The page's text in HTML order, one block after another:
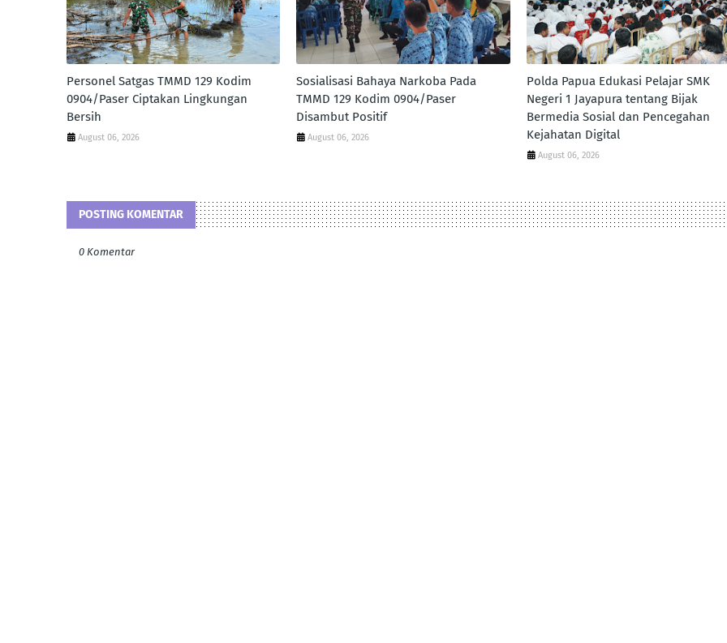
Personel Satgas TMMD 129 Kodim
0904/Paser Ciptakan Lingkungan
Bersih
August 06, 2026
Sosialisasi Bahaya Narkoba Pada
TMMD 129 Kodim 0904/Paser
Disambut Positif
August 06, 2026
Polda Papua Edukasi Pelajar SMK
Negeri 1 Jayapura tentang Bijak
Bermedia Sosial dan Pencegahan
Kejahatan Digital
August 06, 2026
POSTING KOMENTAR
0 Komentar